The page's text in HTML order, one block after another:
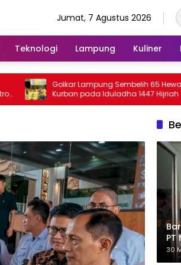
Jumat, 7 Agustus 2026
Teknologi Lampung Kuliner
Golkar Lampung Sembelih 65 Hewan
Kurban pada Iduladha 1447 Hijriah
PT
30